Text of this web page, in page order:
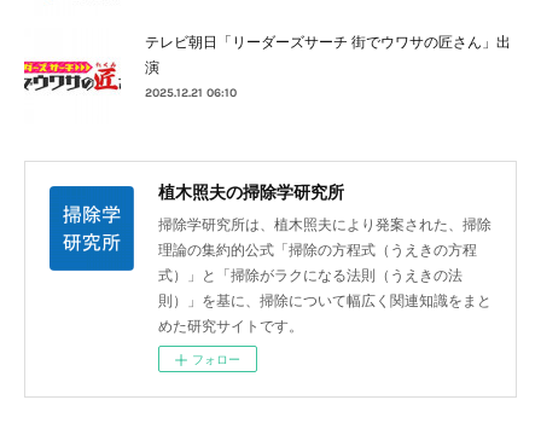
テレビ朝日「リーダーズサーチ 街でウワサの匠さん」出
演
2025.12.21 06:10
植木照夫の掃除学研究所
掃除学研究所は、植木照夫により発案された、掃除
理論の集約的公式「掃除の方程式（うえきの方程
式）」と「掃除がラクになる法則（うえきの法
則）」を基に、掃除について幅広く関連知識をまと
めた研究サイトです。
フォロー